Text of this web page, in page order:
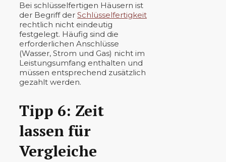
Bei schlüsselfertigen Häusern ist
der Begriff der Schlüsselfertigkeit
rechtlich nicht eindeutig
festgelegt. Häufig sind die
erforderlichen Anschlüsse
(Wasser, Strom und Gas) nicht im
Leistungsumfang enthalten und
müssen entsprechend zusätzlich
gezahlt werden.
Tipp 6: Zeit
lassen für
Vergleiche